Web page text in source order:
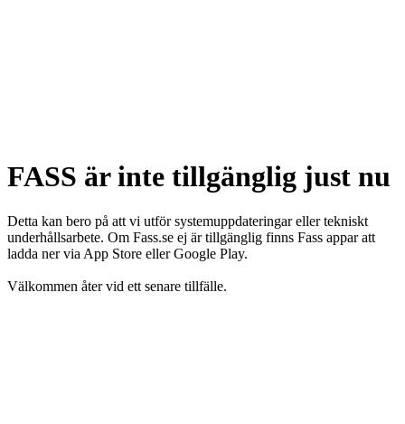
FASS är inte tillgänglig just nu
Detta kan bero på att vi utför systemuppdateringar eller tekniskt
underhållsarbete. Om Fass.se ej är tillgänglig finns Fass appar att
ladda ner via App Store eller Google Play.
Välkommen åter vid ett senare tillfälle.